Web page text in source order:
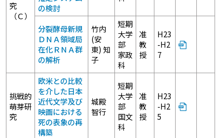
究
（Ｃ）
の検討
分裂酵母新規
ＤＮＡ領域局
在化ＲＮＡ群
の解析
竹内
(安
東) 知
子
短期
大学
部
家政
科
准
教
授
H23
-H2
7
挑戦的
萌芽研
究
欧米との比較
を介した日本
近代文学及び
映画における
死の表象の再
構築
城殿
智行
短期
大学
部
国文
科
准
教
授
H23
-H2
5